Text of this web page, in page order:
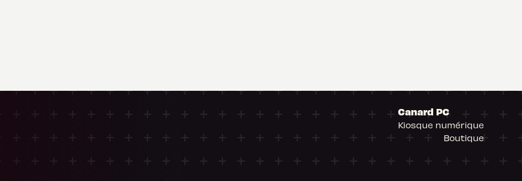
Canard PC
Kiosque numérique
Boutique